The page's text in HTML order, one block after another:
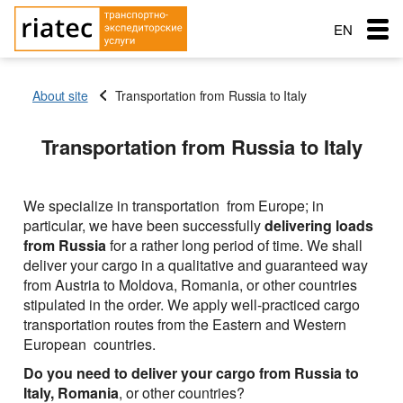
Services
The main types of transport
Cargo transportation: Awning semitrailer – 90 cubes
Cargo transportation with refrigerator + 10C — 20C, 86
cubes
Cargo transportation: Awning, articulated lorry with
Типы перевозок
Автомобильные грузоперевозки
Перевозки сборных грузов
Морские перевозки
Морские грузоперевозки
Ж.Д. грузоперевозки
Service order
Exchange: Transport and cargo
EN
About site Transportation from Russia to Italy
Transportation from Russia to Italy
Country of unloading
City of unloading
Description of cargo
Loading Date
Transport type
We specialize in transportation from Europe; in
particular, we have been successfullydelivering loads
from Russiafor a rather long period of time. We shall
deliver your cargo in a qualitative and guaranteed way
from Austria to Moldova, Romania, or other countries
stipulated in the order. We apply well-practiced cargo
transportation routes from the Eastern and Western
European countries.
Do you need to deliver your cargo from Russia to
Italy, Romania, or other countries?
Country of loading
Country of unloading
City of unloading
Description of cargo
Loading Date
Transport type
Cargo volume
Country of loading
Country of unloading
City of unloading
Transport type
Free with
Cargo weight (t)
Cargo volume
Company